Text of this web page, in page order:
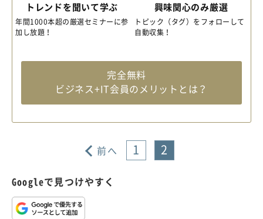
トレンドを聞いて学ぶ
年間1000本超の厳選セミナーに参
加し放題！
興味関心のみ厳選
トピック（タグ）をフォローして
自動収集！
完全無料
ビジネス+IT会員のメリットとは？
前へ 1 2
Googleで見つけやすく